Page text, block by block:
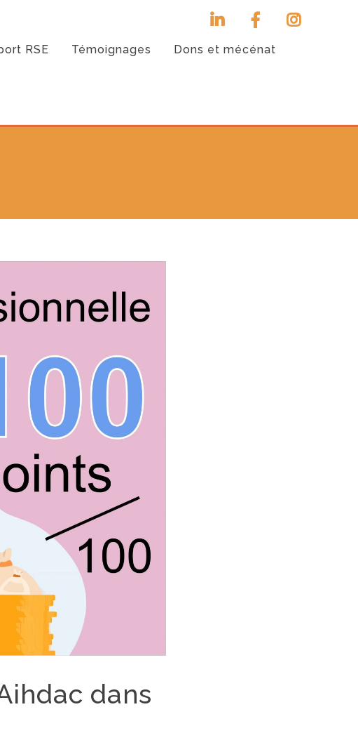
RSE Témoignages Dons et mécénat
dans